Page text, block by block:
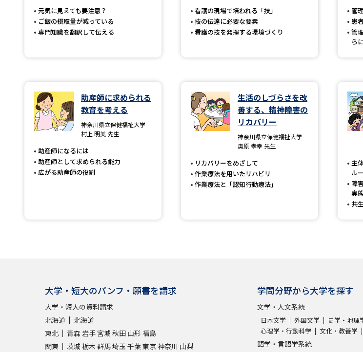
志望校・出
学問のミニ講義「
元気に見えても要注意？
ご飯の摂取量が減っている
専門知識を翻訳して伝える
看護の現場で培われる「技」
技の伝達に必要な要素
看護の技を発揮する環境づくり
管
患
管
ら
助産師に求められる
教育を考える
神奈川県立保健福祉大学
村上 明美 先生
助産師になるには
助産師として求められる能力
広がる助産師の役割
生活のしづらさを改
善する、精神障害の
リカバリー
神奈川県立保健福祉大学
奥原 孝幸 先生
リカバリーをめざして
作業療法を用いたリハビリ
作業療法と「認知行動療法」
主
ル
障
実
共
大学・短大のパンフ・願書を請求
大学・短大の資料請求
北海道
北海道
東北
青森 岩手 宮城 秋田 山形 福島
関東
茨城 栃木 群馬埼玉 千葉東京神奈川 山梨
学問分野から大学を探す
文学・人文系統
日本文学 外国文学 史学・地理
心理学・行動科学
文化・教養学
語学・言語学系統